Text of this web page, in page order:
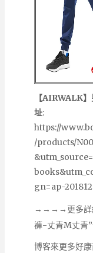
【AIRWALK
址:
https://
/products/
gn=ap-201812
→→→→更多詳
褲-丈青M丈
博客來更多好